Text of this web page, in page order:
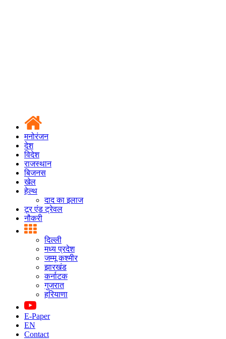
मनोरंजन
देश
विदेश
राजस्थान
बिजनस
खेल
हेल्थ
दाद का इलाज
टूर एंड ट्रेवल
नौकरी
दिल्ली
मध्य प्रदेश
जम्मू कश्मीर
झारखंड
कर्नाटक
गुजरात
हरियाणा
E-Paper
EN
Contact